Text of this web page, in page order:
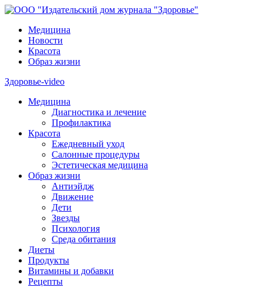
Медицина
Новости
Красота
Образ жизни
Здоровье-video
Медицина
Диагностика и лечение
Профилактика
Красота
Ежедневный уход
Салонные процедуры
Эстетическая медицина
Образ жизни
Антиэйдж
Движение
Дети
Звезды
Психология
Среда обитания
Диеты
Продукты
Витамины и добавки
Рецепты